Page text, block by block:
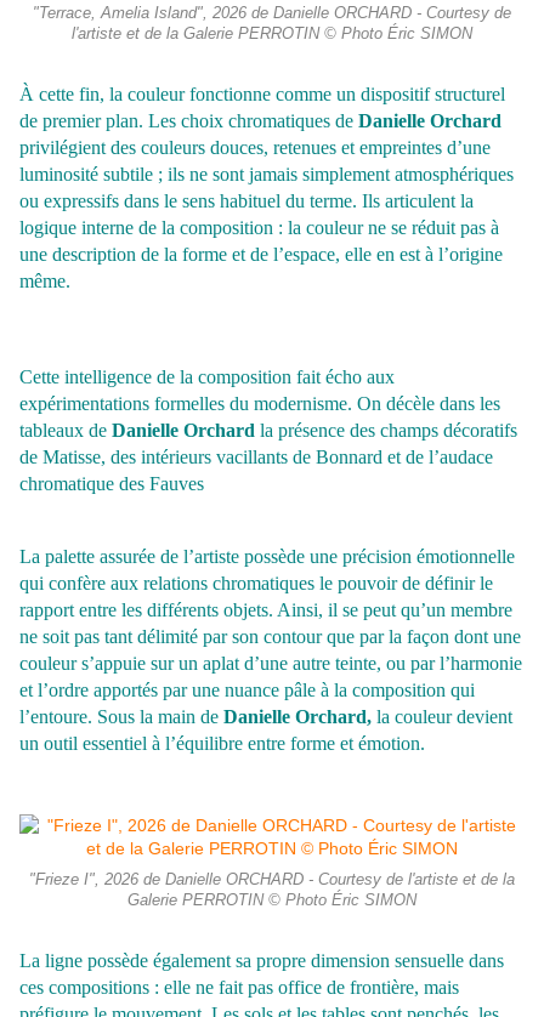
"Terrace, Amelia Island", 2026 de Danielle ORCHARD - Courtesy de
l'artiste et de la Galerie PERROTIN © Photo Éric SIMON
À cette fin, la couleur fonctionne comme un dispositif structurel
de premier plan. Les choix chromatiques de Danielle Orchard
privilégient des couleurs douces, retenues et empreintes d’une
luminosité subtile ; ils ne sont jamais simplement atmosphériques
ou expressifs dans le sens habituel du terme. Ils articulent la
logique interne de la composition : la couleur ne se réduit pas à
une description de la forme et de l’espace, elle en est à l’origine
même.
Cette intelligence de la composition fait écho aux
expérimentations formelles du modernisme. On décèle dans les
tableaux de Danielle Orchard la présence des champs décoratifs
de Matisse, des intérieurs vacillants de Bonnard et de l’audace
chromatique des Fauves
La palette assurée de l’artiste possède une précision émotionnelle
qui confère aux relations chromatiques le pouvoir de définir le
rapport entre les différents objets. Ainsi, il se peut qu’un membre
ne soit pas tant délimité par son contour que par la façon dont une
couleur s’appuie sur un aplat d’une autre teinte, ou par l’harmonie
et l’ordre apportés par une nuance pâle à la composition qui
l’entoure. Sous la main de Danielle Orchard, la couleur devient
un outil essentiel à l’équilibre entre forme et émotion.
"Frieze I", 2026 de Danielle ORCHARD - Courtesy de l'artiste et de la
Galerie PERROTIN © Photo Éric SIMON
La ligne possède également sa propre dimension sensuelle dans
ces compositions : elle ne fait pas office de frontière, mais